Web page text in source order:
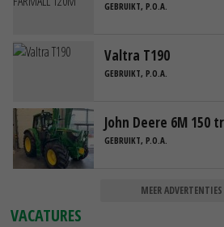
GEBRUIKT, P.O.A.
Valtra T190
GEBRUIKT, P.O.A.
John Deere 6M 150
GEBRUIKT, P.O.A.
MEER ADVERTENTIES
VACATURES